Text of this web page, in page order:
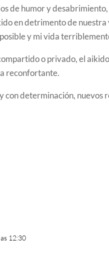
de humor y
en detrimento de nuestra
y mi vida
o privado, el
reconfortante.
con determinación, nuevos
12:30